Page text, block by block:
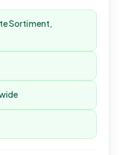
Sortiment,